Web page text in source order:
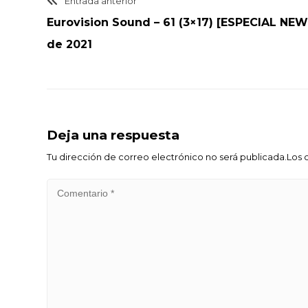
Eurovision Sound – 61 (3×17) [ESPECIAL
de 2021
Deja una respuesta
Tu dirección de correo electrónico no será